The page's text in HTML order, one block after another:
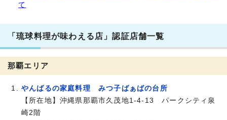
て
「琉球料理が味わえる店」認証店舗一覧
那覇エリア
やんばるの家庭料理 みつ子ばぁばの台所
【所在地】沖縄県那覇市久茂地1-4-13 パークシティ泉
崎2階